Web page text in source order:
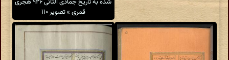
قمری » تصویر ۱۱۰